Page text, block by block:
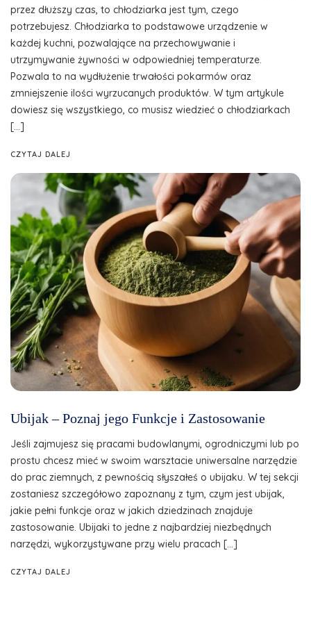
przez dłuższy czas, to chłodziarka jest tym, czego
potrzebujesz. Chłodziarka to podstawowe urządzenie w
każdej kuchni, pozwalające na przechowywanie i
utrzymywanie żywności w odpowiedniej temperaturze.
Pozwala to na wydłużenie trwałości pokarmów oraz
zmniejszenie ilości wyrzucanych produktów. W tym artykule
dowiesz się wszystkiego, co musisz wiedzieć o chłodziarkach
[…]
CZYTAJ DALEJ
Ubijak – Poznaj jego Funkcje i Zastosowanie
Jeśli zajmujesz się pracami budowlanymi, ogrodniczymi lub po
prostu chcesz mieć w swoim warsztacie uniwersalne narzędzie
do prac ziemnych, z pewnością słyszałeś o ubijaku. W tej sekcji
zostaniesz szczegółowo zapoznany z tym, czym jest ubijak,
jakie pełni funkcje oraz w jakich dziedzinach znajduje
zastosowanie. Ubijaki to jedne z najbardziej niezbędnych
narzędzi, wykorzystywane przy wielu pracach […]
CZYTAJ DALEJ